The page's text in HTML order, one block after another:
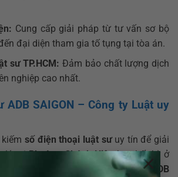
×
Cung cấp giải pháp từ tư vấn sơ bộ
đại diện tham gia tố tụng tại tòa án.
sư TP.HCM: Đảm bảo chất lượng dịch
nghiệp cao nhất.
ADB SAIGON – Công ty Luật uy
kiếmsố điện thoại luật sưuy tín để giải
lý tạiPhường Chánh Hiệphay bất kỳ ở
tin tưởng
Công ty Luật TNHH ADB